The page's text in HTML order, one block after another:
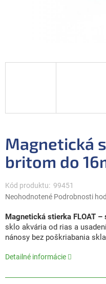
Magnetická
britom do
Kód produktu: 99451
Priemerné
produktu
je
0,0
5
Neohodnotené Podrobnosti
Magnetická stierka FLOAT
sklo akvária od rias a
nánosy bez poškriabania
Detailné informácie